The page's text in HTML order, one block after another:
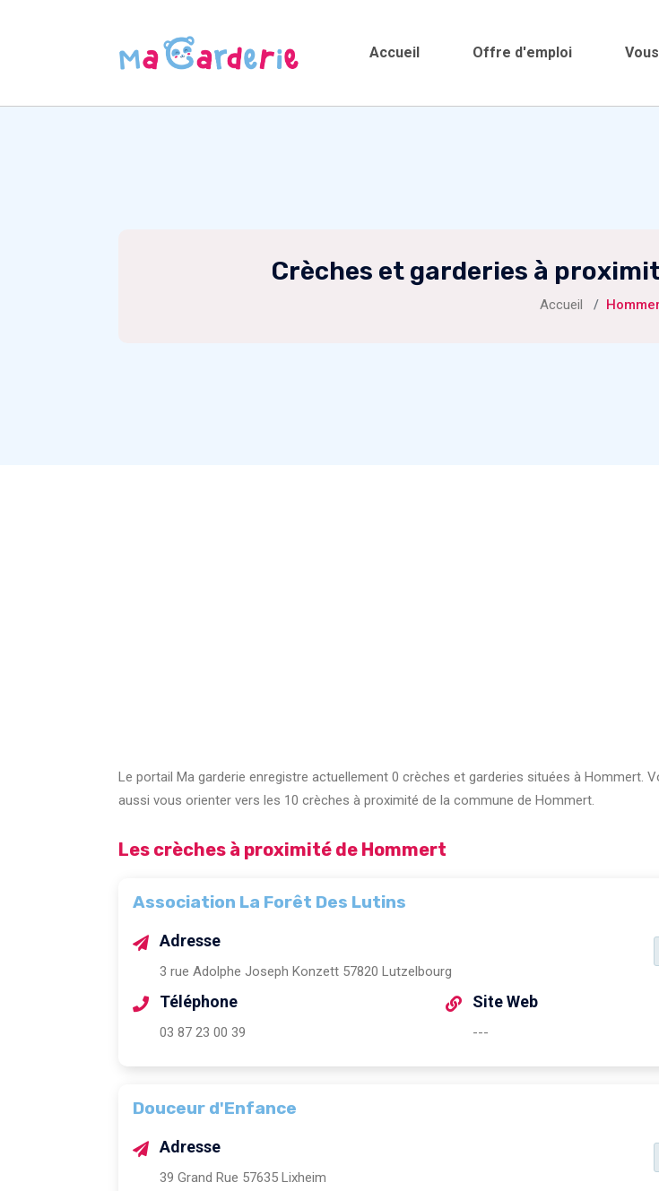
Accueil Offre d'emploi
Crèches et garderies à
Accueil
Le portail Ma garderie enregistre actuellement 0 crèches et garderies situées à Hommert.
aussi vous orienter vers les 10 crèches à proximité de la commune de Hommert.
Les crèches à proximité de Hommert
Association La Forêt Des Lutins
Adresse
3 rue Adolphe Joseph Konzett 57820 Lutzelbourg
Téléphone
03 87 23 00 39
Site Web
---
Douceur d'Enfance
Adresse
39 Grand Rue 57635 Lixheim